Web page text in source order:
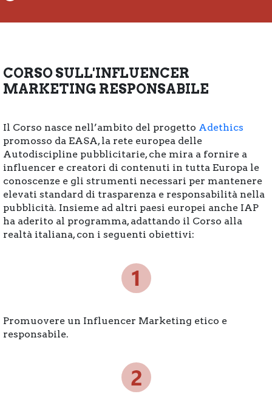
CORSO SULL'INFLUENCER
MARKETING RESPONSABILE
Il Corso nasce nell’ambito del progetto Adethics
promosso da EASA, la rete europea delle
Autodiscipline pubblicitarie, che mira a fornire a
influencer e creatori di contenuti in tutta Europa le
conoscenze e gli strumenti necessari per mantenere
elevati standard di trasparenza e responsabilità nella
pubblicità. Insieme ad altri paesi europei anche IAP
ha aderito al programma, adattando il Corso alla
realtà italiana, con i seguenti obiettivi:
Promuovere un Influencer Marketing etico e
responsabile.